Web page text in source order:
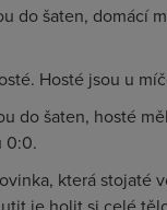
do šaten, domácí
Hosté jsou u
do šaten, hosté
0:0.
která stojaté